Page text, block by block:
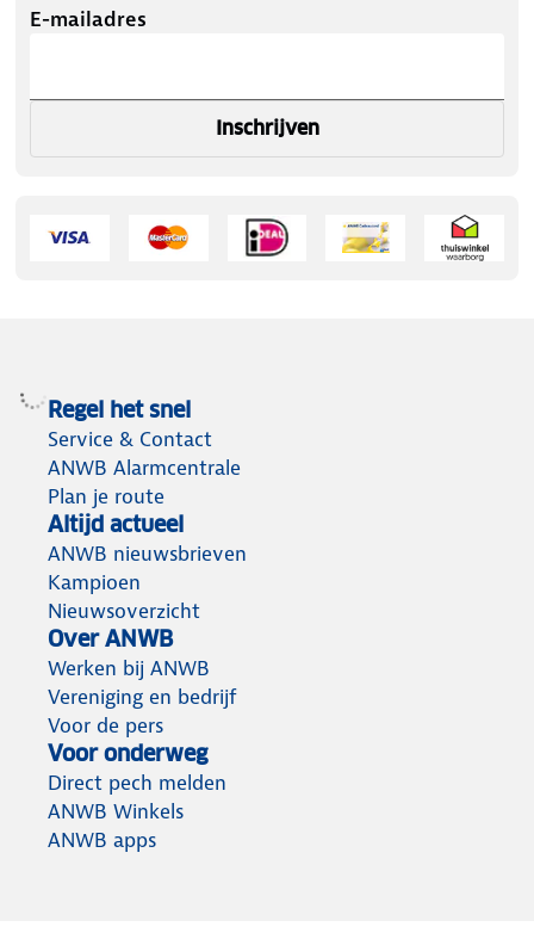
E-mailadres
Inschrijven
Regel het snel
Service & Contact
ANWB Alarmcentrale
Plan je route
Altijd actueel
ANWB nieuwsbrieven
Kampioen
Nieuwsoverzicht
Over ANWB
Werken bij ANWB
Vereniging en bedrijf
Voor de pers
Voor onderweg
Direct pech melden
ANWB Winkels
ANWB apps